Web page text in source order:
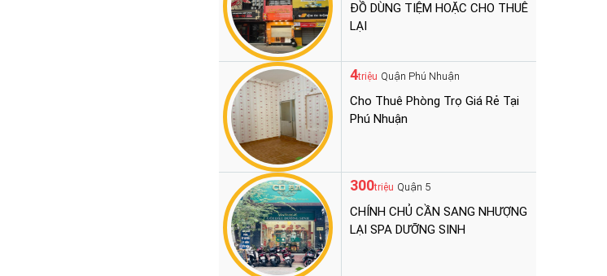
ĐỒ DÙNG TIỆM HOẶC CHO THUÊ
LẠI
4triệu Quận Phú Nhuận
Cho Thuê Phòng Trọ Giá Rẻ Tại
Phú Nhuận
300triệu Quận 5
CHÍNH CHỦ CẦN SANG NHƯỢNG
LẠI SPA DƯỠNG SINH